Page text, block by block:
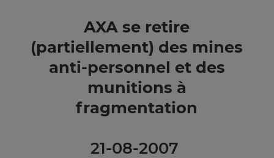
AXA se retire
(partiellement) des mines
anti-personnel et des
munitions à
fragmentation
21-08-2007